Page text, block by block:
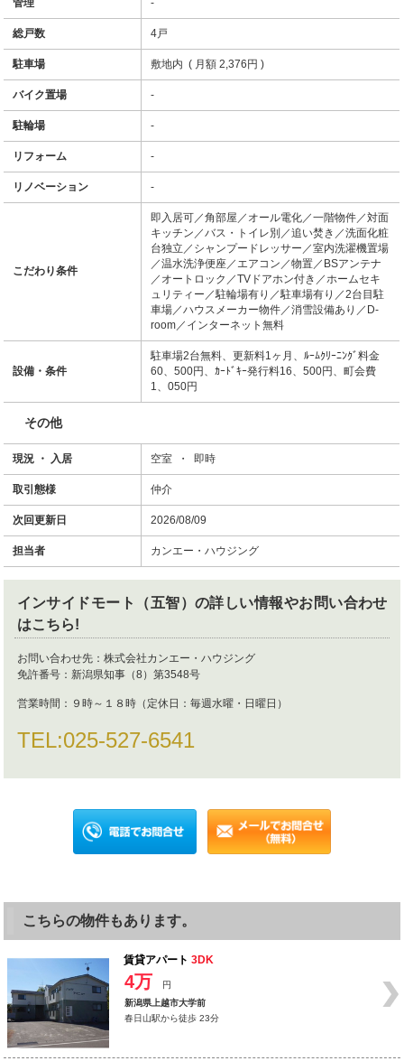
管理 -
総戸数 4戸
駐車場 敷地内 ( 月額 2,376円 )
バイク置場 -
駐輪場 -
リフォーム -
リノベーション -
こだわり条件
即入居可／角部屋／オール電化／一階物件／対面
キッチン／バス・トイレ別／追い焚き／洗面化粧
台独立／シャンプードレッサー／室内洗濯機置場
／温水洗浄便座／エアコン／物置／BSアンテナ
／オートロック／TVドアホン付き／ホームセキ
ュリティー／駐輪場有り／駐車場有り／2台目駐
車場／ハウスメーカー物件／消雪設備あり／D-
room／インターネット無料
設備・条件
駐車場2台無料、更新料1ヶ月、ﾙｰﾑｸﾘｰﾆﾝｸﾞ料金
60、500円、ｶｰﾄﾞｷｰ発行料16、500円、町会費
1、050円
その他
現況 ・ 入居 空室 ・ 即時
取引態様 仲介
次回更新日 2026/08/09
担当者 カンエー・ハウジング
インサイドモート（五智） の詳しい情報やお問い合わせ
はこちら!
お問い合わせ先： 株式会社カンエー・ハウジング
免許番号： 新潟県知事（8）第3548号
営業時間： ９時～１８時（定休日：毎週水曜・日曜日）
TEL:025-527-6541
こちらの物件もあります。
賃貸アパート 3DK
4万
円
新潟県上越市大学前
春日山駅から徒歩 23分